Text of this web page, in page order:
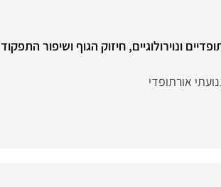
ונוירולוגיים, חיזוק הגוף ושיפור התפקוד
אורתופדי